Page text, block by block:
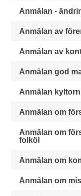
Anmälan -
Anmälan av
Anmälan av
Anmälan god
Anmälan kyltorn
Anmälan om
Anmälan om
folköl
Anmälan om
Anmälan om